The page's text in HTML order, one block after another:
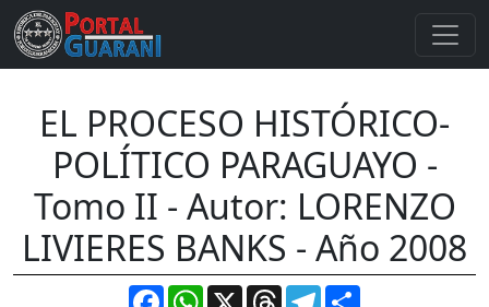
EL PROCESO HISTÓRICO-
POLÍTICO PARAGUAYO -
Tomo II - Autor: LORENZO
LIVIERES BANKS - Año 2008
FacebookWhatsApp
X ThreadsTelegram